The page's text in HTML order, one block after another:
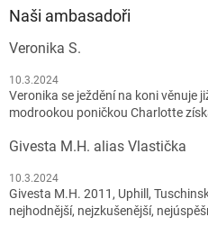
Naši ambasadoři
Veronika S.
10.3.2024
Veronika se ježdění na koni věnuje
modrookou poničkou Charlotte
Givesta M.H. alias Vlastička
10.3.2024
Givesta M.H. 2011, Uphill,
nejhodnější, nejzkušenější,